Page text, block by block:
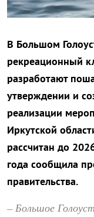
В Большом
рекреационный
разработают
утверждении и
реализации
Иркутской
рассчитан до
года сообщила
правительства.
– Большое